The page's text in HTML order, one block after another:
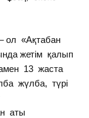
ол «Ақтабан
жетім қалып
13 жаста
жүлба, түрі
аты